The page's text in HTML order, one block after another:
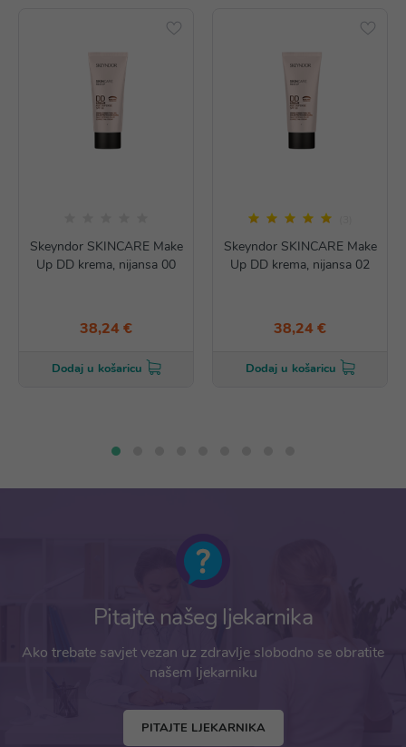
Skeyndor SKINCARE Make
Up DD krema, nijansa 00
38,24 €
Dodaj u košaricu
Skeyndor SKINCARE Make
Up DD krema, nijansa 02
38,24 €
Dodaj u košaricu
Pitajte našeg ljekarnika
Ako trebate savjet vezan uz zdravlje slobodno se obratite
našem ljekarniku
PITAJTE LJEKARNIKA